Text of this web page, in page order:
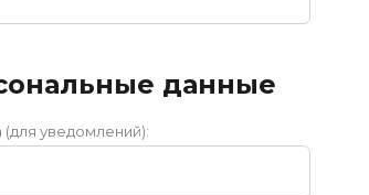
данные
(для уведомлений):